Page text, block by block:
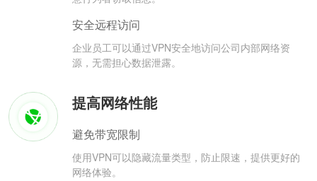
安全远程访问
企业员工可以通过VPN安全地访问公司内部网络资
源，无需担心数据泄露。
提高网络性能
避免带宽限制
使用VPN可以隐藏流量类型，防止限速，提供更好的
网络体验。